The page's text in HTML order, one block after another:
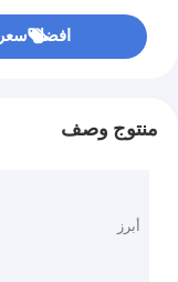
افضل سعر
منتوج وصف
أبرز